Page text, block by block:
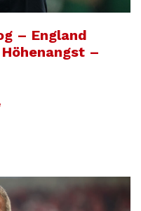
– England
–